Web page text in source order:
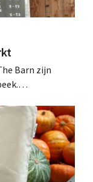
Barn zijn
de